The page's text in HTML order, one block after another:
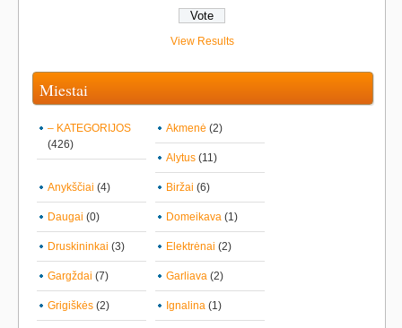
View Results
Miestai
– KATEGORIJOS
(426)
Akmenė (2)
Alytus (11)
Anykščiai (4) Biržai (6)
Daugai (0) Domeikava (1)
Druskininkai (3) Elektrėnai (2)
Gargždai (7) Garliava (2)
Grigiškės (2) Ignalina (1)